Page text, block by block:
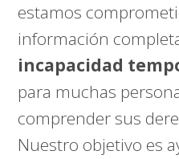
estamos
información
incapacidad
para muchas
comprender sus
Nuestro objetivo es